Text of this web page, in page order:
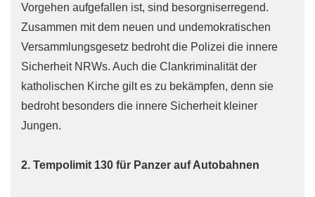
Vorgehen aufgefallen ist, sind besorgniserregend.
Zusammen mit dem neuen und undemokratischen
Versammlungsgesetz bedroht die Polizei die innere
Sicherheit NRWs. Auch die Clankriminalität der
katholischen Kirche gilt es zu bekämpfen, denn sie
bedroht besonders die innere Sicherheit kleiner
Jungen.
2. Tempolimit 130 für Panzer auf Autobahnen